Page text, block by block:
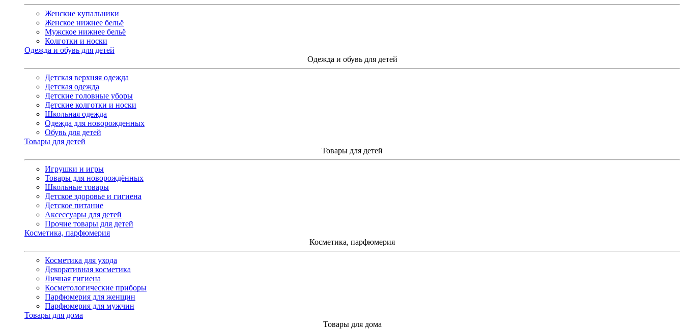
Женские купальники
Женское нижнее бельё
Мужское нижнее бельё
Колготки и носки
Одежда и обувь для детей
Одежда и обувь для детей
Детская верхняя одежда
Детская одежда
Детские головные уборы
Детские колготки и носки
Школьная одежда
Одежда для новорожденных
Обувь для детей
Товары для детей
Товары для детей
Игрушки и игры
Товары для новорождённых
Школьные товары
Детское здоровье и гигиена
Детское питание
Аксессуары для детей
Прочие товары для детей
Косметика, парфюмерия
Косметика, парфюмерия
Косметика для ухода
Декоративная косметика
Личная гигиена
Косметологические приборы
Парфюмерия для женщин
Парфюмерия для мужчин
Товары для дома
Товары для дома